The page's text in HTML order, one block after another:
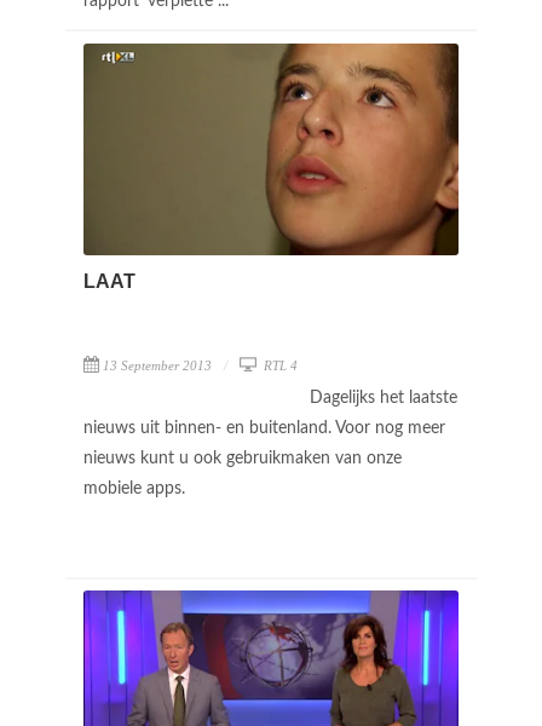
LAAT
13 September 2013 RTL 4
Dagelijks het laatste
nieuws uit binnen- en buitenland. Voor nog meer
nieuws kunt u ook gebruikmaken van onze
mobiele apps.